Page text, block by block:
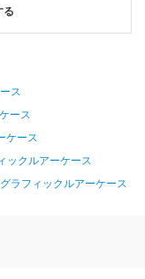
る
ス
ース
ケース
ックルアーケース
ラフィックルアーケース